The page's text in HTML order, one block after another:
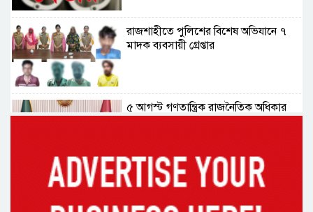
রাজশাহীতে পুলিশের বিশেষ অভিযানে ৭
মাদক ব্যবসায়ী গ্রেপ্তার
৫ আগস্ট গণতান্ত্রিক রাজনৈতিক অধিকার
নেইমারের দুর্দান্ত অ্যাসিস্টে কোয়ার্টার